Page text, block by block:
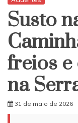
Susto
freios e
na
31 de maio de 2026